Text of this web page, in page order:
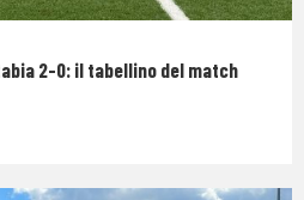
2-0: il tabellino del match